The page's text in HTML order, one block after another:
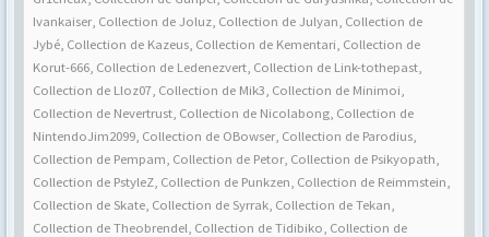
Ivankaiser Collection de Joluz Collection de Julyan Collection de
Jybé Collection de Kazeus Collection de Kementari Collection de
Korut-666 Collection de Ledenezvert Collection de Link-tothepast
Collection de Lloz07 Collection de Mik3 Collection de Minimoi
Collection de Nevertrust Collection de Nicolabong Collection de
NintendoJim2099 Collection de OBowser Collection de Parodius
Collection de Pempam Collection de Petor Collection de Psikyopath
Collection de PstyleZ Collection de Punkzen Collection de Reimmstein
Collection de Skate Collection de Syrrak Collection de Tekan
Collection de Theobrendel Collection de Tidibiko Collection de